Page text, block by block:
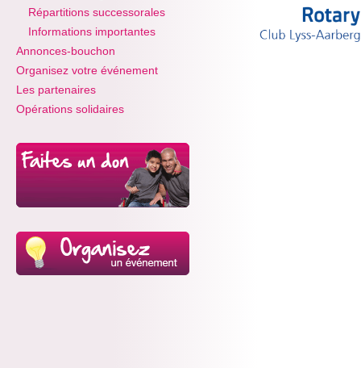
Répartitions successorales
Informations importantes
Annonces-bouchon
Organisez votre événement
Les partenaires
Opérations solidaires